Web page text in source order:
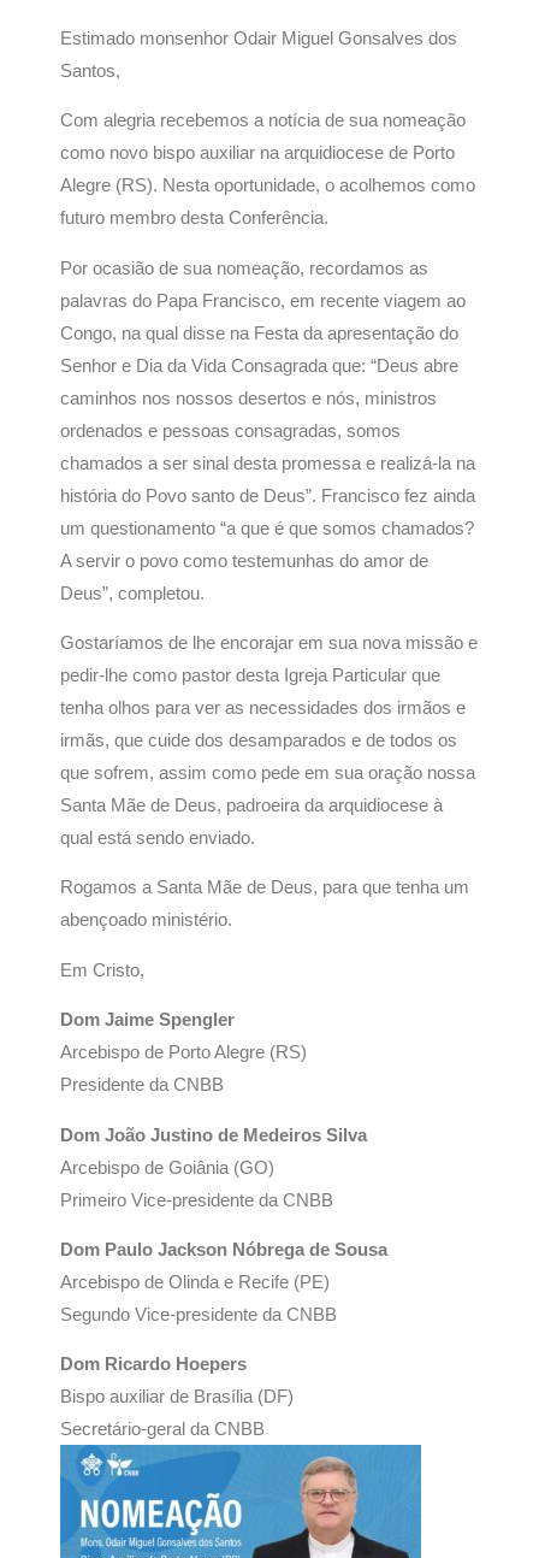
Estimado monsenhor Odair Miguel Gonsalves dos
Santos,
Com alegria recebemos a notícia de sua nomeação
como novo bispo auxiliar na arquidiocese de Porto
Alegre (RS). Nesta oportunidade, o acolhemos como
futuro membro desta Conferência.
Por ocasião de sua nomeação, recordamos as
palavras do Papa Francisco, em recente viagem ao
Congo, na qual disse na Festa da apresentação do
Senhor e Dia da Vida Consagrada que: “Deus abre
caminhos nos nossos desertos e nós, ministros
ordenados e pessoas consagradas, somos
chamados a ser sinal desta promessa e realizá-la na
história do Povo santo de Deus”. Francisco fez ainda
um questionamento “a que é que somos chamados?
A servir o povo como testemunhas do amor de
Deus”, completou.
Gostaríamos de lhe encorajar em sua nova missão e
pedir-lhe como pastor desta Igreja Particular que
tenha olhos para ver as necessidades dos irmãos e
irmãs, que cuide dos desamparados e de todos os
que sofrem, assim como pede em sua oração nossa
Santa Mãe de Deus, padroeira da arquidiocese à
qual está sendo enviado.
Rogamos a Santa Mãe de Deus, para que tenha um
abençoado ministério.
Em Cristo,
Dom Jaime Spengler
Arcebispo de Porto Alegre (RS)
Presidente da CNBB
Dom João Justino de Medeiros Silva
Arcebispo de Goiânia (GO)
Primeiro Vice-presidente da CNBB
Dom Paulo Jackson Nóbrega de Sousa
Arcebispo de Olinda e Recife (PE)
Segundo Vice-presidente da CNBB
Dom Ricardo Hoepers
Bispo auxiliar de Brasília (DF)
Secretário-geral da CNBB